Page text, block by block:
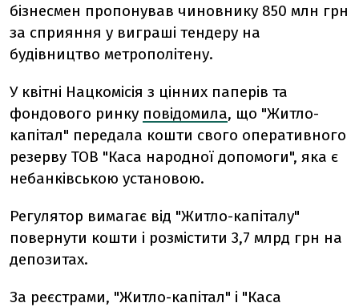
бізнесмен пропонував чиновнику 850 млн грн
за сприяння у виграші тендеру на
будівництво метрополітену.
У квітні Нацкомісія з цінних паперів та
фондового ринку повідомила, що "Житло-
капітал" передала кошти свого оперативного
резерву ТОВ "Каса народної допомоги", яка є
небанківською установою.
Регулятор вимагає від "Житло-капіталу"
повернути кошти і розмістити 3,7 млрд грн на
депозитах.
За реєстрами, "Житло-капітал" і "Каса